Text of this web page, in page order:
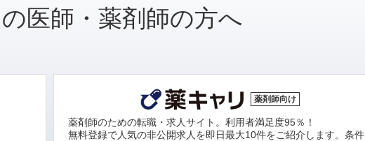
医師・薬剤師の方へ
薬剤師向け
薬剤師のための転職・求人サイト。利用者満足度95％！
無料登録で人気の非公開求人を即日最大10件をご紹介します。条件